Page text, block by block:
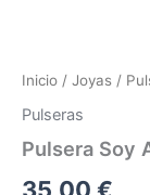
Inicio / Joyas /
Pulseras
Pulsera Soy